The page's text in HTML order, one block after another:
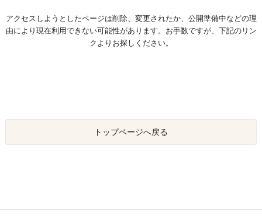
アクセスしようとしたページは削除、変更されたか、公開準備中などの理
由により現在利用できない可能性があります。お手数ですが、下記のリン
クよりお探しください。
トップページへ戻る